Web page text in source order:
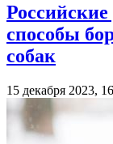
способы
собак
15 декабря 2023,